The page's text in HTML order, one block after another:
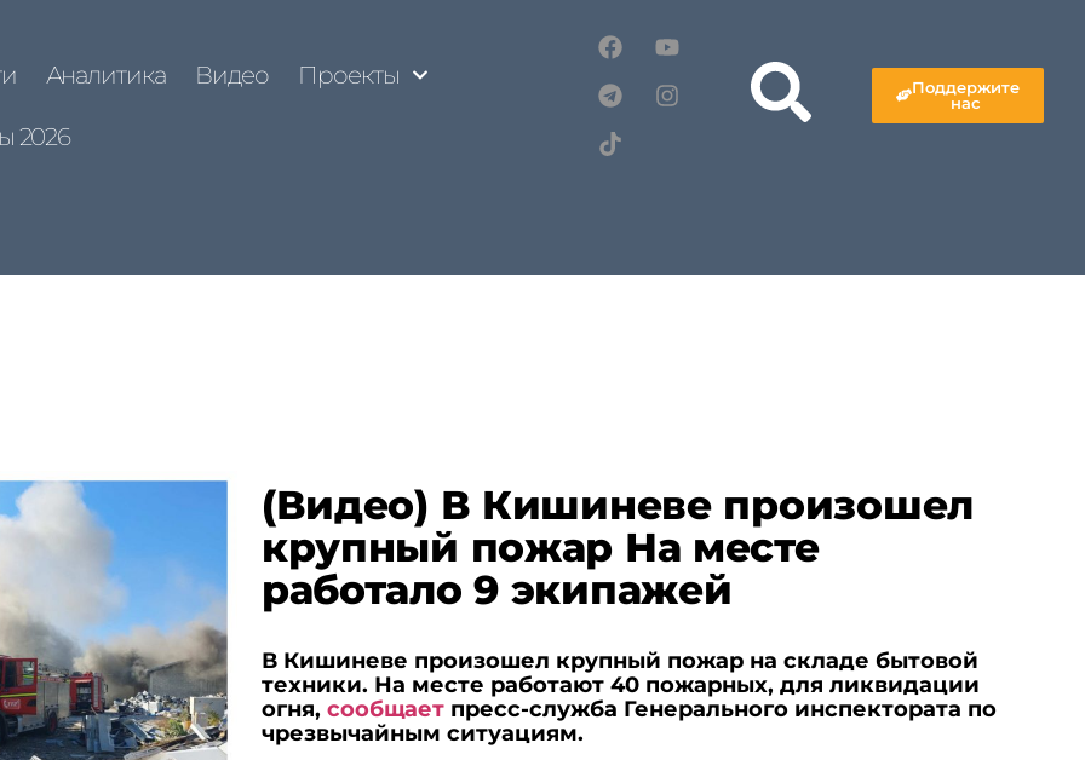
Аналитика Видео Проекты
2026
Поддержите
нас
(Видео) В Кишиневе произошел
крупный пожар На месте
работало 9 экипажей
В Кишиневе произошел крупный пожар на складе бытовой
техники. На месте работают 40 пожарных, для ликвидации
огня, сообщает пресс-служба Генерального инспектората по
чрезвычайным ситуациям.